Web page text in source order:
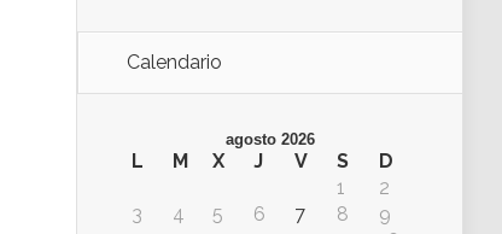
Calendario
agosto 2026
L M X J V S
D
1
2
3
4 5 6 7 8
9